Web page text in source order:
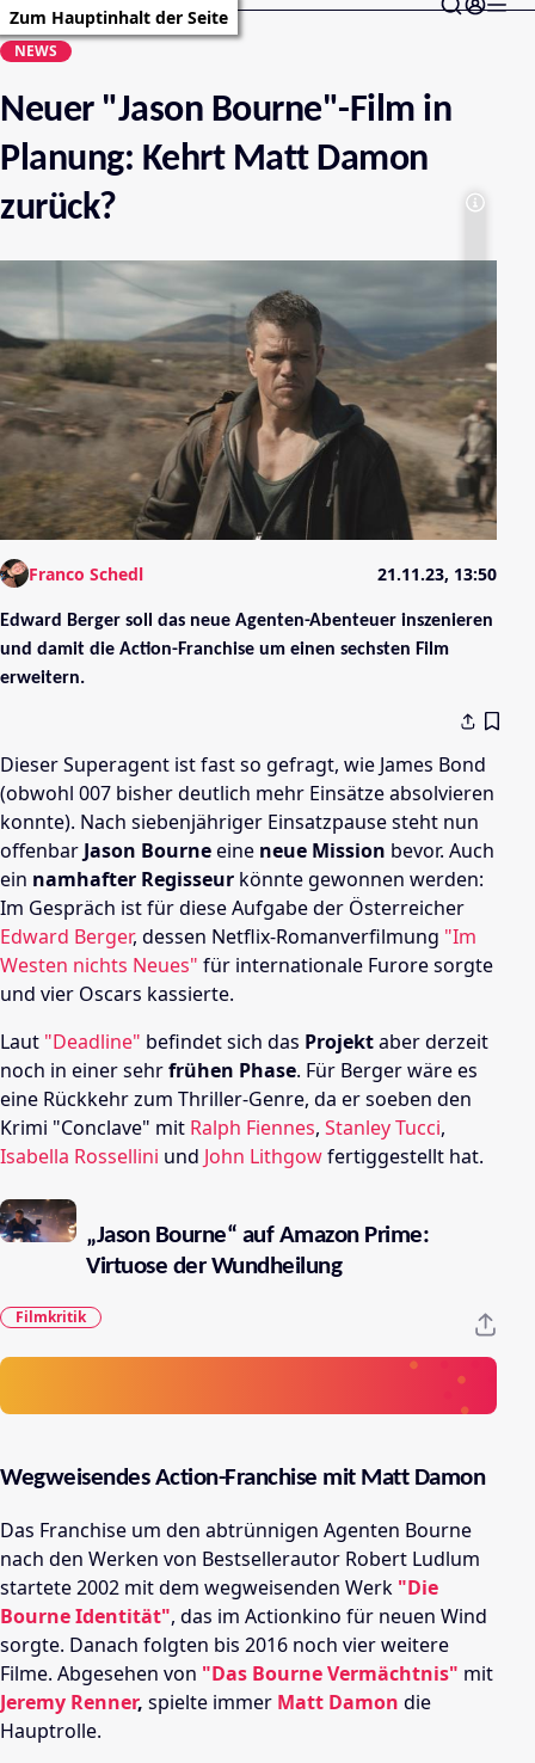
Zum Hauptinhalt der Seite
NEWS
Neuer "Jason Bourne"-Film in
Planung: Kehrt Matt Damon
zurück?
Franco Schedl 21.11.23, 13:50
Edward Berger soll das neue Agenten-Abenteuer inszenieren
und damit die Action-Franchise um einen sechsten Film
erweitern.
Dieser Superagent ist fast so gefragt, wie James Bond
(obwohl 007 bisher deutlich mehr Einsätze absolvieren
konnte). Nach siebenjähriger Einsatzpause steht nun
offenbar Jason Bourneeine neue Mission bevor. Auch
ein namhafter Regisseur könnte gewonnen werden:
Im Gespräch ist für diese Aufgabe der Österreicher
Edward Berger, dessen Netflix-Romanverfilmung "Im
Westen nichts Neues" für internationale Furore sorgte
und vier Oscars kassierte.
Laut "Deadline" befindet sich das Projektaber derzeit
noch in einer sehrfrühen Phase. Für Berger wäre es
eine Rückkehr zum Thriller-Genre, da er soeben den
Krimi "Conclave" mit Ralph Fiennes, Stanley Tucci,
Isabella Rossellini und John Lithgowfertiggestellt hat.
„Jason Bourne“ auf Amazon Prime:
Virtuose der Wundheilung
Filmkritik
Wegweisendes Action-Franchise mit Matt Damon
Das Franchise um den abtrünnigen Agenten Bourne
nach den Werken von Bestsellerautor Robert Ludlum
startete 2002 mit dem wegweisenden Werk "Die
Bourne Identität", das im Actionkino für neuen Wind
sorgte. Danach folgten bis 2016 noch vier weitere
Filme. Abgesehen von "Das Bourne Vermächtnis" mit
Jeremy Renner, spielte immer Matt Damon die
Hauptrolle.